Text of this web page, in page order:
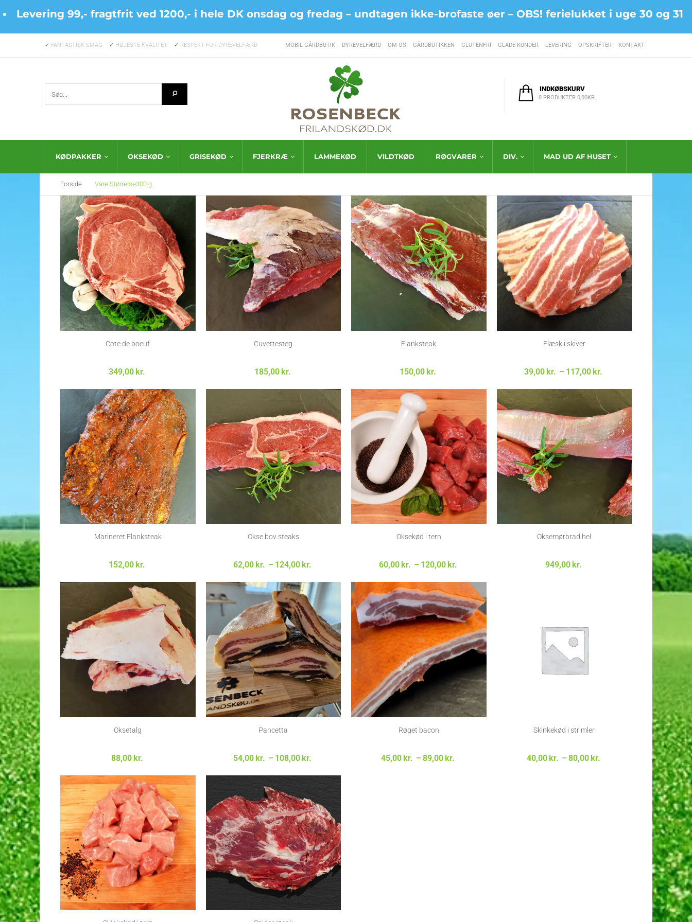
Levering 99,- fragtfrit ved 1200,- i hele DK onsdag og fredag – undtagen ikke-brofaste øer – OBS! ferielukket i uge 30 og 31
✓ FANTASTISK SMAG ✓ HØJESTE KVALITET ✓ RESPEKT FOR DYREVELFÆRD MOBIL GÅRDBUTIK DYREVELFÆRD OM OS GÅRDBUTIKKEN GLUTENFRI GLADE KUNDER LEVERING OPSKRIFTER KONTAKT
INDKØBSKURV
0 PRODUKTER 0,00KR.
KØDPAKKER OKSEKØD GRISEKØD FJERKRÆ LAMMEKØD VILDTKØD RØGVARER DIV. MAD UD AF HUSET
Forside Vare Størrelse300 g.
Cote de boeuf
349,00kr.
Cuvettesteg
185,00kr.
Flanksteak
150,00kr.
Flæsk i skiver
39,00kr. – 117,00kr.
Marineret Flanksteak
152,00kr.
Okse bov steaks
62,00kr. – 124,00kr.
124,00kr.
Oksekød i tern
60,00kr. – 120,00kr.
120,00kr.
Oksemørbrad hel
949,00kr.
Oksetalg
88,00kr.
Pancetta
54,00kr. – 108,00kr.
108,00kr.
Røget bacon
45,00kr. –89,00kr.
Skinkekød i strimler
40,00kr. –80,00kr.